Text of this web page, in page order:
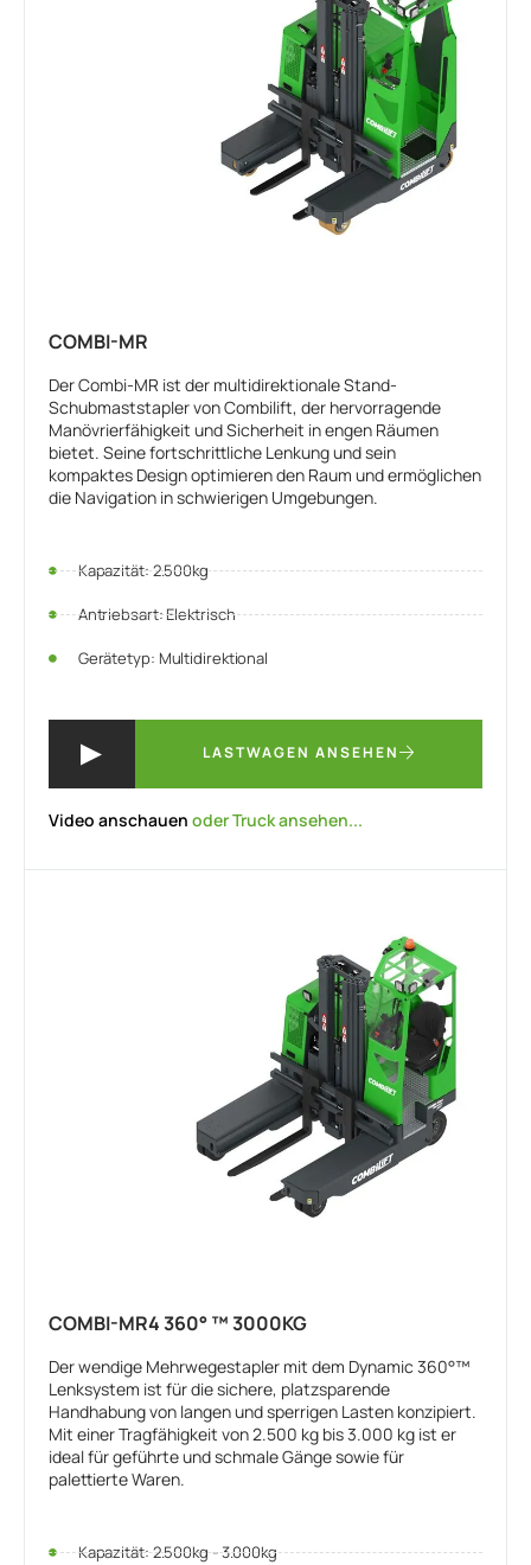
COMBI-MR
Der Combi-MR ist der multidirektionale Stand-
Schubmaststapler von Combilift, der hervorragende
Manövrierfähigkeit und Sicherheit in engen Räumen
bietet. Seine fortschrittliche Lenkung und sein
kompaktes Design optimieren den Raum und ermöglichen
die Navigation in schwierigen Umgebungen.
Kapazität: 2.500kg
Antriebsart: Elektrisch
Gerätetyp: Multidirektional
LASTWAGEN ANSEHEN
Video anschauen oder Truck ansehen...
COMBI-MR4 360° ™ 3000KG
Der wendige Mehrwegestapler mit dem Dynamic 360°™
Lenksystem ist für die sichere, platzsparende
Handhabung von langen und sperrigen Lasten konzipiert.
Mit einer Tragfähigkeit von 2.500 kg bis 3.000 kg ist er
ideal für geführte und schmale Gänge sowie für
palettierte Waren.
Kapazität: 2.500kg - 3.000kg